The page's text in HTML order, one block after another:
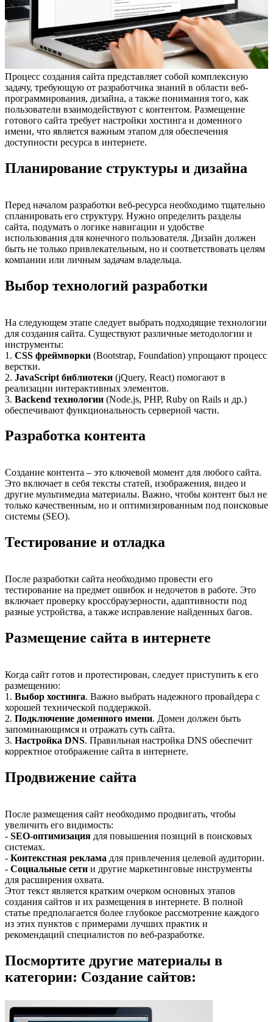
Процесс создания сайта представляет собой комплексную
задачу, требующую от разработчика знаний в области веб-
программирования, дизайна, а также понимания того, как
пользователи взаимодействуют с контентом. Размещение
готового сайта требует настройки хостинга и доменного
имени, что является важным этапом для обеспечения
доступности ресурса в интернете.
Планирование структуры и дизайна
Перед началом разработки веб-ресурса необходимо тщательно
спланировать его структуру. Нужно определить разделы
сайта, подумать о логике навигации и удобстве
использования для конечного пользователя. Дизайн должен
быть не только привлекательным, но и соответствовать целям
компании или личным задачам владельца.
Выбор технологий разработки
На следующем этапе следует выбрать подходящие технологии
для создания сайта. Существуют различные методологии и
инструменты:
1. CSS фреймворки (Bootstrap, Foundation) упрощают процесс
верстки.
2. JavaScript библиотеки (jQuery, React) помогают в
реализации интерактивных элементов.
3. Backend технологии (Node.js, PHP, Ruby on Rails и др.)
обеспечивают функциональность серверной части.
Разработка контента
Создание контента – это ключевой момент для любого сайта.
Это включает в себя тексты статей, изображения, видео и
другие мультимедиа материалы. Важно, чтобы контент был не
только качественным, но и оптимизированным под поисковые
системы (SEO).
Тестирование и отладка
После разработки сайта необходимо провести его
тестирование на предмет ошибок и недочетов в работе. Это
включает проверку кроссбраузерности, адаптивности под
разные устройства, а также исправление найденных багов.
Размещение сайта в интернете
Когда сайт готов и протестирован, следует приступить к его
размещению:
1. Выбор хостинга. Важно выбрать надежного провайдера с
хорошей технической поддержкой.
2. Подключение доменного имени. Домен должен быть
запоминающимся и отражать суть сайта.
3. Настройка DNS. Правильная настройка DNS обеспечит
корректное отображение сайта в интернете.
Продвижение сайта
После размещения сайт необходимо продвигать, чтобы
увеличить его видимость:
- SEO-оптимизация для повышения позиций в поисковых
системах.
- Контекстная реклама для привлечения целевой аудитории.
- Социальные сети и другие маркетинговые инструменты
для расширения охвата.
Этот текст является кратким очерком основных этапов
создания сайтов и их размещения в интернете. В полной
статье предполагается более глубокое рассмотрение каждого
из этих пунктов с примерами лучших практик и
рекомендаций специалистов по веб-разработке.
Посмортите другие материалы в
категории: Создание сайтов: